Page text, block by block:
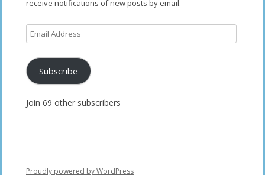
receive notifications of new posts by email.
Email
Address
Subscribe
Join 69 other subscribers
Proudly powered by WordPress